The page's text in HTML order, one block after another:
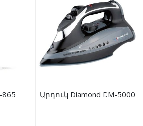
865 Արդուկ Diamond DM-5000